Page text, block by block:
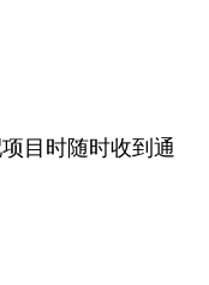
目时随时收到通